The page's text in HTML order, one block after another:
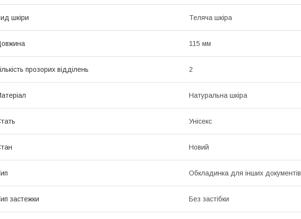
шкіри Теляча шкіра
115 мм
прозорих відділень 2
Натуральна шкіра
Унісекс
Новий
Обкладинка для інших документів
застежки Без застібки